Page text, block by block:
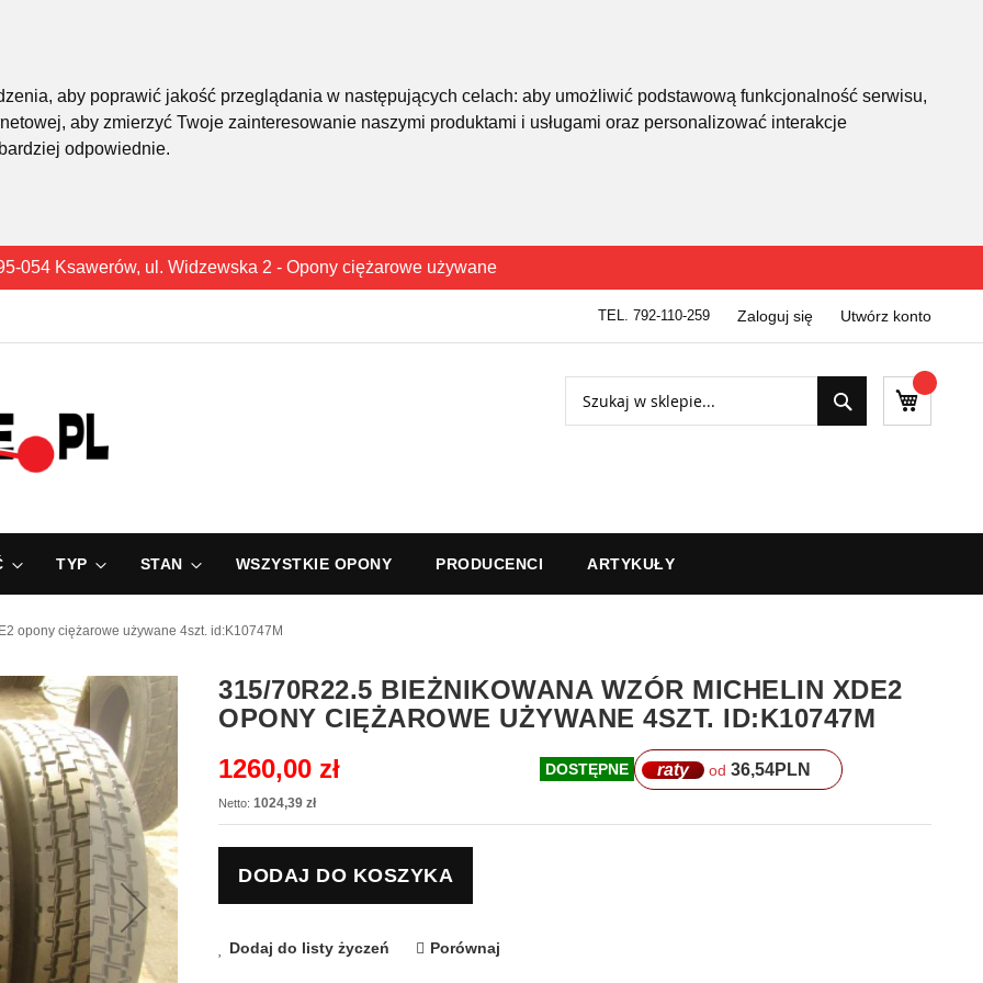
aby poprawić jakość przeglądania w następujących celach: aby umożliwić podstawową funkcjonalność serwisu,
, aby zmierzyć Twoje zainteresowanie naszymi produktami i usługami oraz personalizować interakcje
odpowiednie.
054 Ksawerów, ul. Widzewska 2 - Opony ciężarowe używane
TEL. 792-110-259 Zaloguj się Utwórz konto
Mój
Szukaj
TYP STAN WSZYSTKIE OPONY PRODUCENCI ARTYKUŁY
opony ciężarowe używane 4szt. id:K10747M
315/70R22.5 BIEŻNIKOWANA WZÓR MICHELIN XDE2
OPONY CIĘŻAROWE UŻYWANE 4SZT. ID:K10747M
1260,00 zł
1024,39 zł
DOSTĘPNE raty od 36,54PLN
DODAJ DO KOSZYKA
Dodaj do listy życzeń Porównaj